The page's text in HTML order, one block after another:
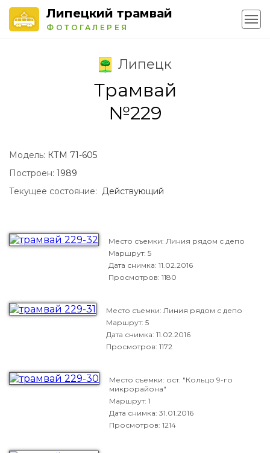
Липецкий трамвай
ФОТОГАЛЕРЕЯ
Липецк
Трамвай
№229
Модель: КТМ 71-605
Построен: 1989
Текущее состояние: Действующий
Место съемки: Линия рядом с депо
Маршрут: 5
Дата снимка: 11.02.2016
Просмотров: 1180
Место съемки: Линия рядом с депо
Маршрут: 5
Дата снимка: 11.02.2016
Просмотров: 1172
Место съемки: ост. "Кольцо 9-го
микрорайона"
Маршрут: 1
Дата снимка: 31.01.2016
Просмотров: 1214